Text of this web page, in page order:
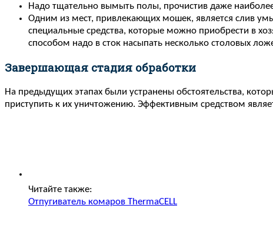
Надо тщательно вымыть полы, прочистив даже
Одним из мест, привлекающих мошек, является слив
специальные средства, которые можно приобрести в
способом надо в сток насыпать несколько столовых
Завершающая стадия обработки
На предыдущих этапах были устранены обстоятельства,
приступить к их уничтожению. Эффективным средством
Читайте также:
Отпугиватель комаров ThermaCELL